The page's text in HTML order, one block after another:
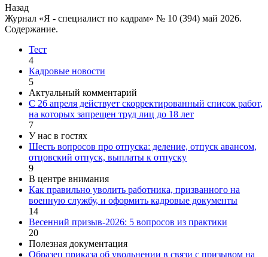
Назад
Журнал «Я - специалист по кадрам» № 10 (394) май 2026.
Содержание.
Тест
4
Кадровые новости
5
Актуальный комментарий
С 26 апреля действует скорректированный список работ,
на которых запрещен труд лиц до 18 лет
7
У нас в гостях
Шесть вопросов про отпуска: деление, отпуск авансом,
отцовский отпуск, выплаты к отпуску
9
В центре внимания
Как правильно уволить работника, призванного на
военную службу, и оформить кадровые документы
14
Весенний призыв-2026: 5 вопросов из практики
20
Полезная документация
Образец приказа об увольнении в связи с призывом на